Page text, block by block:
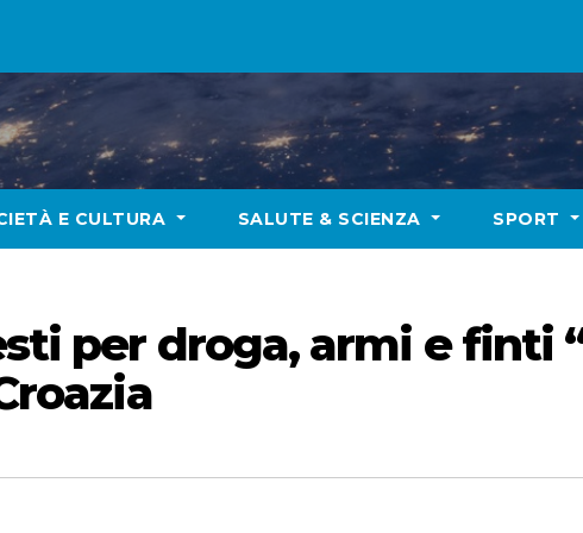
E CULTURA SALUTE & SCIENZA SPORT
per droga, armi e finti